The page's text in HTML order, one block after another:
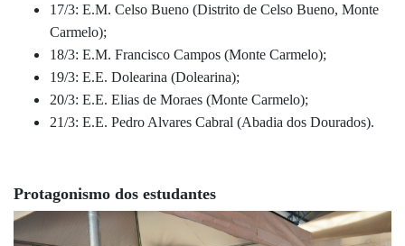
17/3: E.M. Celso Bueno (Distrito de Celso Bueno, Monte
Carmelo);
18/3: E.M. Francisco Campos (Monte Carmelo);
19/3: E.E. Dolearina (Dolearina);
20/3: E.E. Elias de Moraes (Monte Carmelo);
21/3: E.E. Pedro Alvares Cabral (Abadia dos Dourados).
Protagonismo dos estudantes